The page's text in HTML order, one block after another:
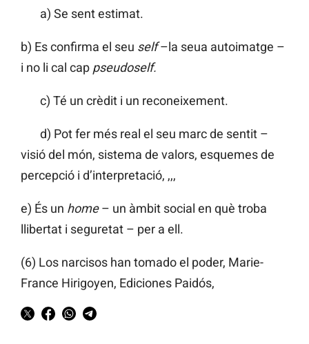
a) Se sent estimat.
b) Es confirma el seu self–la seua autoimatge –
i no li cal cap pseudoself.
c) Té un crèdit i un reconeixement.
d) Pot fer més real el seu marc de sentit –
visió del món, sistema de valors, esquemes de
percepció i d’interpretació, ,,,
e) És un home– un àmbit social en què troba
llibertat i seguretat – per a ell.
(6) Los narcisos han tomado el poder, Marie-
France Hirigoyen, Ediciones Paidós,